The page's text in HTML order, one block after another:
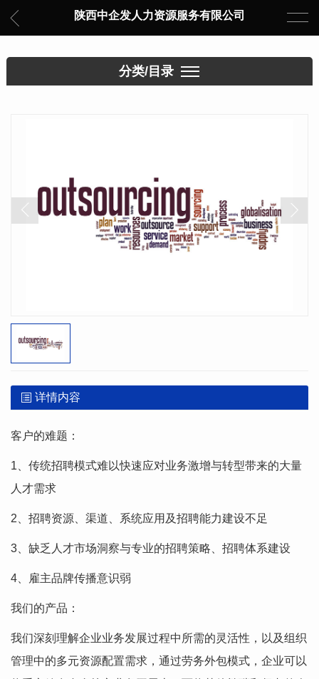
陕西中企发人力资源服务有限公司
分类/目录
详情内容
客户的难题：
1、传统招聘模式难以快速应对业务激增与转型带来的大量
人才需求
2、招聘资源、渠道、系统应用及招聘能力建设不足
3、缺乏人才市场洞察与专业的招聘策略、招聘体系建设
4、雇主品牌传播意识弱
我们的产品：
我们深刻理解企业业务发展过程中所需的灵活性，以及组织
管理中的多元资源配置需求，通过劳务外包模式，企业可以